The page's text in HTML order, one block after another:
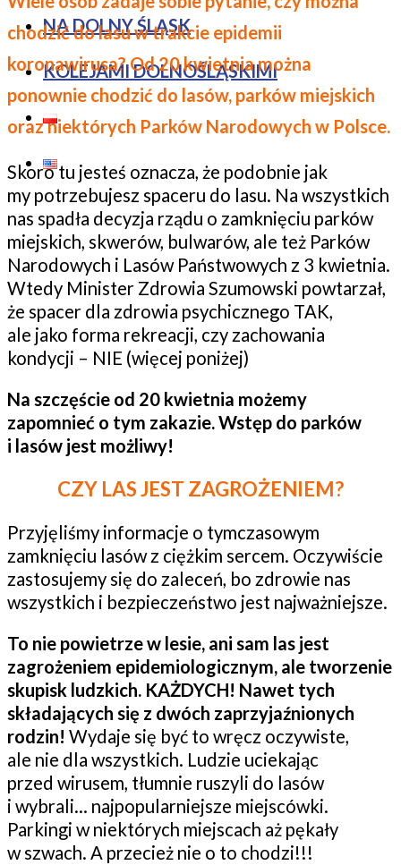
NA DOLNY ŚLĄSK
KOLEJAMI DOLNOŚLĄSKIMI
chodzić do lasu w trakcie epidemii
koronawirusa? Od 20 kwietnia można
ponownie chodzić do lasów, parków miejskich
oraz niektórych Parków Narodowych w Polsce.
Skoro tu jesteś oznacza, że podobnie jak
my potrzebujesz spaceru do lasu. Na wszystkich
nas spadła decyzja rządu o zamknięciu parków
miejskich, skwerów, bulwarów, ale też Parków
Narodowych i Lasów Państwowych z 3 kwietnia.
Wtedy Minister Zdrowia Szumowski powtarzał,
że spacer dla zdrowia psychicznego TAK,
ale jako forma rekreacji, czy zachowania
kondycji – NIE (więcej poniżej)
Na szczęście od 20 kwietnia możemy
zapomnieć o tym zakazie. Wstęp do parków
i lasów jest możliwy!
CZY LAS JEST ZAGROŻENIEM?
Przyjęliśmy informacje o tymczasowym
zamknięciu lasów z ciężkim sercem. Oczywiście
zastosujemy się do zaleceń, bo zdrowie nas
wszystkich i bezpieczeństwo jest najważniejsze.
To nie powietrze w lesie, ani sam las jest
zagrożeniem epidemiologicznym, ale tworzenie
skupisk ludzkich. KAŻDYCH! Nawet tych
składających się z dwóch zaprzyjaźnionych
rodzin! Wydaje się być to wręcz oczywiste,
ale nie dla wszystkich. Ludzie uciekając
przed wirusem, tłumnie ruszyli do lasów
i wybrali… najpopularniejsze miejscówki.
Parkingi w niektórych miejscach aż pękały
w szwach. A przecież nie o to chodzi!!!